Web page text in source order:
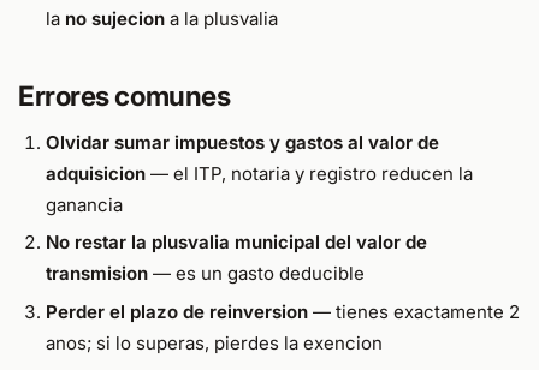
la no sujeciona la plusvalia
Errores comunes
Olvidar sumar impuestos y gastos al valor de
adquisicion— el ITP, notaria y registro reducen la
ganancia
No restar la plusvalia municipal del valor de
transmision— es un gasto deducible
Perder el plazo de reinversion— tienes exactamente 2
anos; si lo superas, pierdes la exencion